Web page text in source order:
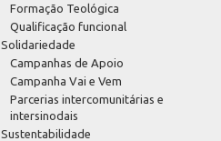
Formação Teológica
Qualificação funcional
Solidariedade
Campanhas de Apoio
Campanha Vai e Vem
Parcerias intercomunitárias e
intersinodais
Sustentabilidade